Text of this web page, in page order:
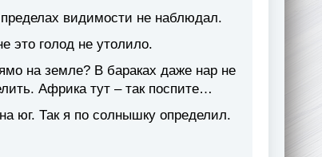
видимости не наблюдал.
это голод не утолило.
на земле? В бараках даже нар не
Африка тут – так поспите…
юг. Так я по солнышку определил.